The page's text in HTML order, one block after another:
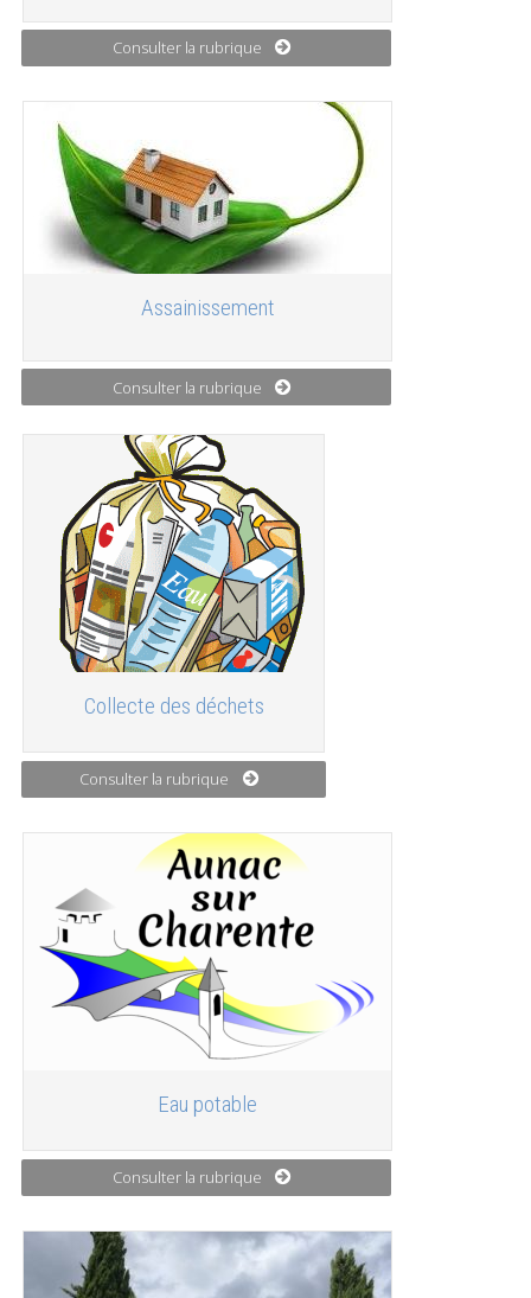
Consulter la rubrique
Assainissement
Consulter la rubrique
Collecte des déchets
Consulter la rubrique
Eau potable
Consulter la rubrique